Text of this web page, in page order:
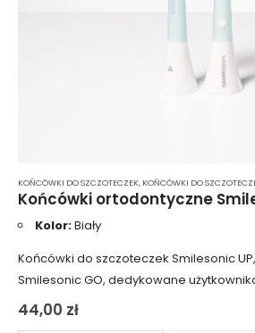
KOŃCÓWKI DO SZCZOTECZEK, KOŃCÓWKI DO
Kolor:Biały
Końcówki do szczoteczek Smilesonic
Smilesonic GO, dedykowane
ortodontycznych, mostów, koron oraz
protetycznych. Dzięki wydłużonemu
44,00 zł